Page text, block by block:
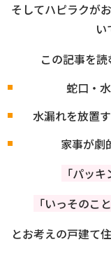
そしてハピラクが
い
この記事を読
蛇口・
水漏れを放置
家事が劇
「パッ
「いっそのこ
とお考えの戸建て